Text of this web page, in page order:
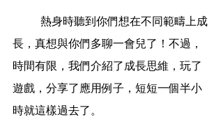
長，真想與你們多聊一會兒了！不過，
時間有限，我們介紹了成長思維，玩了
遊戲，分享了應用例子，短短一個半小
時就這樣過去了。